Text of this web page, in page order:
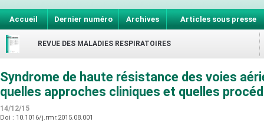
Accueil Dernier numéro Archives Articles sous presse
REVUE DES MALADIES RESPIRATOIRES
Syndrome de haute résistance des voies
quelles approches cliniques et quelles
14/12/15
Doi : 10.1016/j.rmr.2015.08.001